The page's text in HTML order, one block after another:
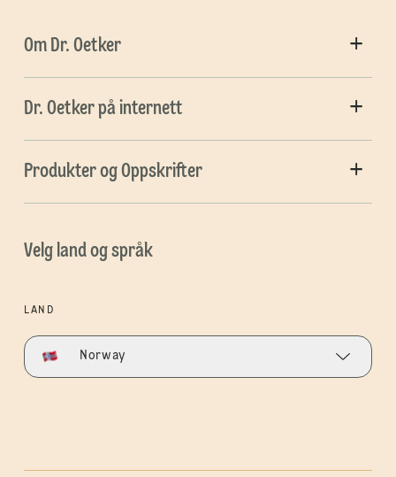
Om Dr. Oetker
Dr. Oetker på internett
Produkter og Oppskrifter
Velg land og språk
LAND
Norway